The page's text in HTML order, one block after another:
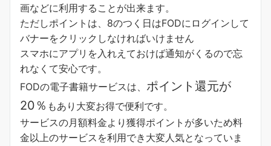
画などに利用することが出来ます。
ただしポイントは、8のつく日はFODにログインして
バナーをクリックしなければいけません
スマホにアプリを入れえておけば通知がくるので忘
れなくて安心です。
FODの電子書籍サービスは、 ポイント還元が
20％ もあり大変お得で便利です。
サービスの月額料金より獲得ポイントが多いため料
金以上のサービスを利用でき大変人気となっていま